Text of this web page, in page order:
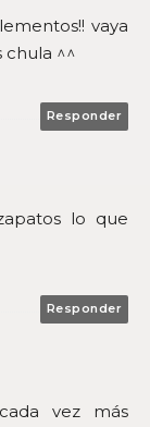
vaya
chula ^^
Responder
lo que
Responder
vez más